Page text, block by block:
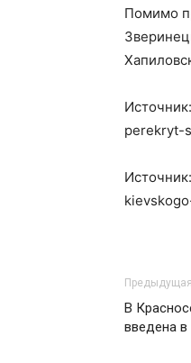
Помимо
perekryt-
Предыдущая
В
введена